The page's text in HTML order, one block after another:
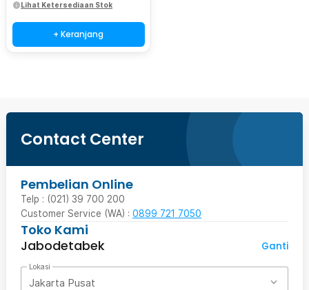
Lihat Ketersediaan Stok
+ Keranjang
Contact Center
Pembelian Online
Telp : (021) 39 700 200
Customer Service (WA) : 0899 721 7050
Toko Kami
Jabodetabek
Ganti
Lokasi
Jakarta Pusat